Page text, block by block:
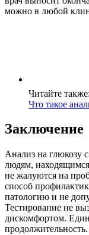
можно в любой
Читайте также:
Что такое
Заключение
Анализ на глюкозу
людям,
не жалуются на
способ
патологию и не
Тестирование не
дискомфортом.
продолжительность.